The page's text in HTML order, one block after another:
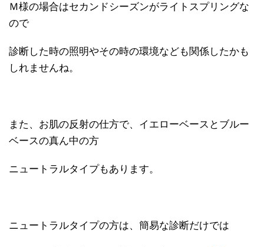
Ｍ様の場合はセカンドシーズンがライトスプリングな
ので
診断した時の照明やその時の環境なども関係したかも
しれませんね。
また、お肌の反射の仕方で、イエローベースとブルー
ベースの真ん中の方
ニュートラルタイプもあります。
ニュートラルタイプの方は、簡易な診断だけでは